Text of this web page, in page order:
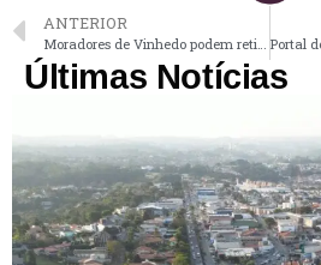
ANTERIOR
Moradores de Vinhedo podem retirar de graça mudas de árvores nesta 6ª-feira
Últimas Notícias